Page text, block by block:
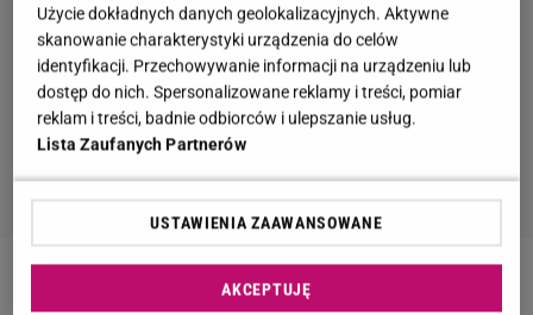
"Vaiana". Zwiastun pierwszej części
Użycie dokładnych danych geolokalizacyjnych. Aktywne
skanowanie charakterystyki urządzenia do celów
identyfikacji. Przechowywanie informacji na urządzeniu lub
dostęp do nich. Spersonalizowane reklamy i treści, pomiar
reklam i treści, badnie odbiorców i ulepszanie usług.
Lista Zaufanych Partnerów
USTAWIENIA ZAAWANSOWANE
AKCEPTUJĘ